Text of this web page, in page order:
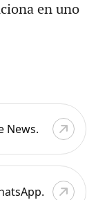
en uno
News.